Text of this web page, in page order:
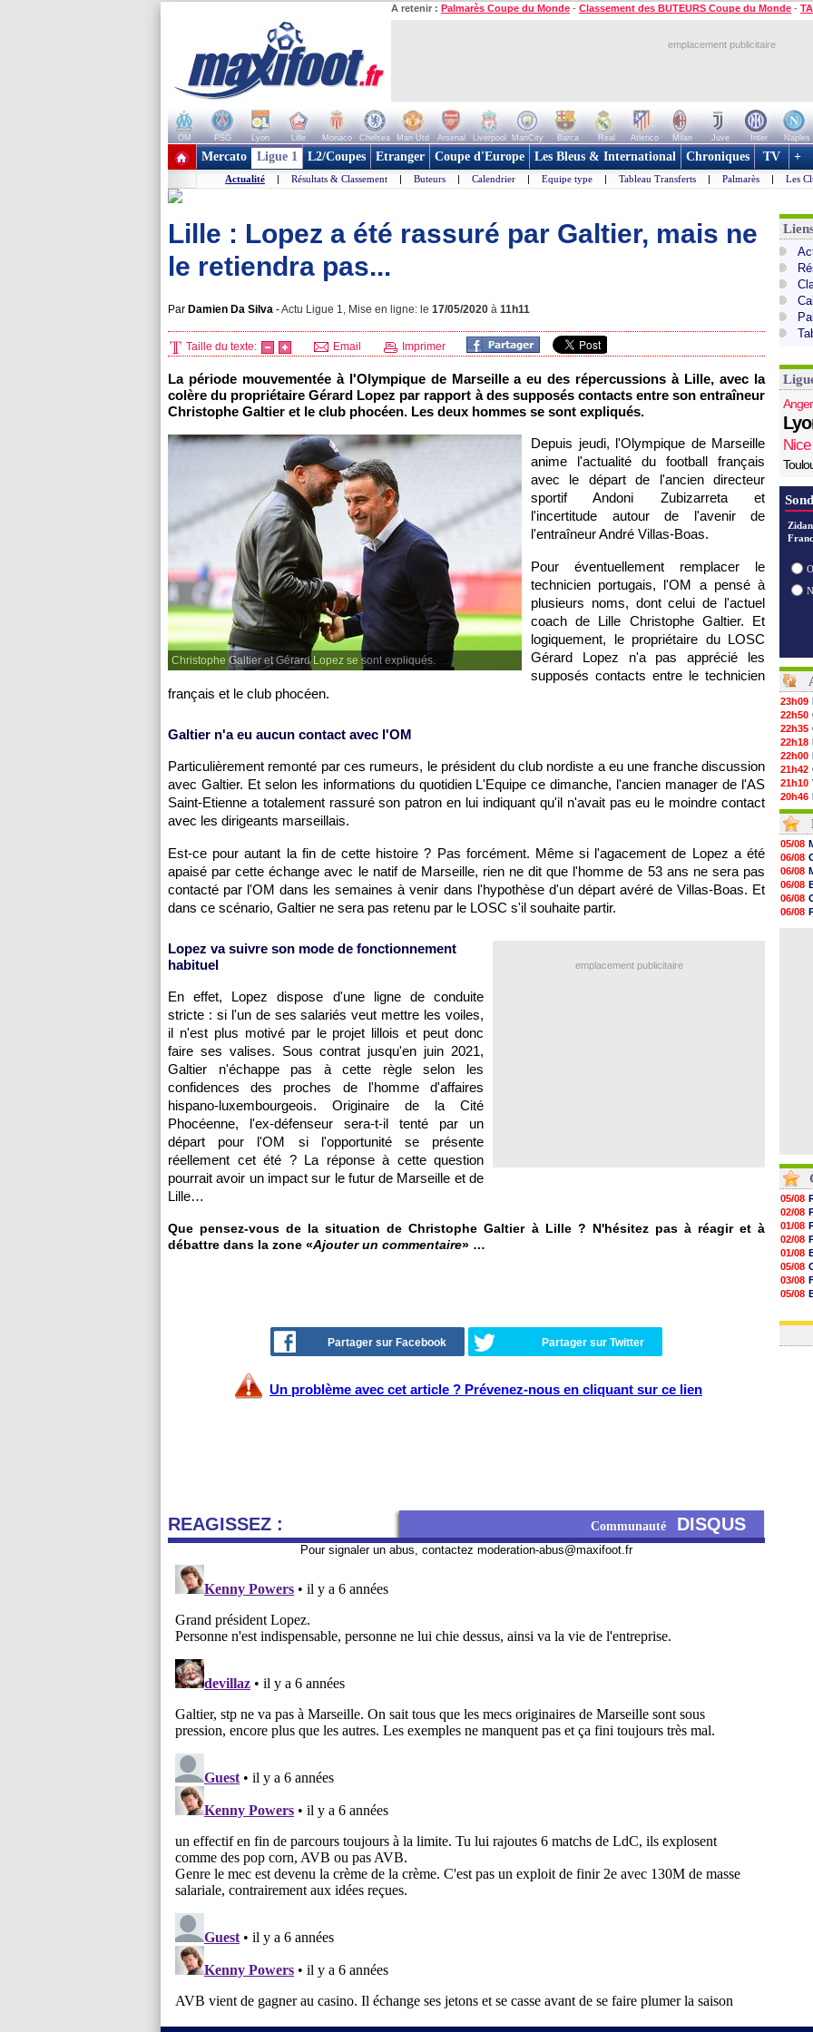
A retenir : Palmarès Coupe du Monde - Classement des BUTEURS Coupe du Monde -
emplacement publicitaire
OM PSG Lyon Lille Monaco Chelsea Man Utd Arsenal Liverpool ManCity Barca Real Atletico Milan Juve Inter Naples
+ de clubs
Mercato Ligue 1 L2/Coupes Etranger Coupe d'Europe Les Bleus & International Chroniques TV +
Actualité | Résultats & Classement | Buteurs | Calendrier | Equipe type | Tableau Transferts | Palmarès | Les
Lille : Lopez a été rassuré par Galtier, mais ne
le retiendra pas...
Par Damien Da Silva -Actu Ligue 1, Mise en ligne: le 17/05/2020 à 11h11
Taille du texte: Email Imprimer
La période mouvementée à l'Olympique de Marseille a eu des répercussions à Lille, avec la
colère du propriétaire Gérard Lopez par rapport à des supposés contacts entre son entraîneur
Christophe Galtier et le club phocéen. Les deux hommes se sont expliqués.
Christophe Galtier et Gérard Lopez se sont expliqués.
Depuis jeudi, l'Olympique de Marseille
anime l'actualité du football français
avec le départ de l'ancien directeur
sportif Andoni Zubizarreta et
l'incertitude autour de l'avenir de
l'entraîneur André Villas-Boas.
Pour éventuellement remplacer le
technicien portugais, l'OM a pensé à
plusieurs noms, dont celui de l'actuel
coach de Lille Christophe Galtier. Et
logiquement, le propriétaire du LOSC
Gérard Lopez n'a pas apprécié les
supposés contacts entre le technicien
français et le club phocéen.
Galtier n'a eu aucun contact avec l'OM
Particulièrement remonté par ces rumeurs, le président du club nordiste a eu une franche discussion
avec Galtier. Et selon les informations du quotidien L'Equipe ce dimanche, l'ancien manager de l'AS
Saint-Etienne a totalement rassuré son patron en lui indiquant qu'il n'avait pas eu le moindre contact
avec les dirigeants marseillais.
Est-ce pour autant la fin de cette histoire ? Pas forcément. Même si l'agacement de Lopez a été
apaisé par cette échange avec le natif de Marseille, rien ne dit que l'homme de 53 ans ne sera pas
contacté par l'OM dans les semaines à venir dans l'hypothèse d'un départ avéré de Villas-Boas. Et
dans ce scénario, Galtier ne sera pas retenu par le LOSC s'il souhaite partir.
emplacement publicitaire
Lopez va suivre son mode de fonctionnement
habituel
En effet, Lopez dispose d'une ligne de conduite
stricte : si l'un de ses salariés veut mettre les voiles,
il n'est plus motivé par le projet lillois et peut donc
faire ses valises. Sous contrat jusqu'en juin 2021,
Galtier n'échappe pas à cette règle selon les
confidences des proches de l'homme d'affaires
hispano-luxembourgeois. Originaire de la Cité
Phocéenne, l'ex-défenseur sera-t-il tenté par un
départ pour l'OM si l'opportunité se présente
réellement cet été ? La réponse à cette question
pourrait avoir un impact sur le futur de Marseille et de
Lille…
Que pensez-vous de la situation de Christophe Galtier à Lille ? N'hésitez pas à réagir et à
débattre dans la zone «Ajouter un commentaire» …
Partager sur Facebook Partager sur Twitter
Un problème avec cet article ? Prévenez-nous en cliquant sur ce lien
REAGISSEZ : Communauté DISQUS
Pour signaler un abus, contactez moderation-abus@maxifoot.fr
Nice
23h09
22h50
22h35
22h18
22h00
21h42
21h10
20h46
20h30
20h01
19h18
19h09
18h48
18h37
18h29
17h58
17h46
05/08
06/08
06/08
06/08
06/08
06/08
05/08
02/08
01/08
02/08
01/08
05/08
03/08
05/08
03/08